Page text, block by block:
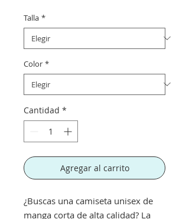
Talla *
Color *
Cantidad *
Agregar al carrito
¿Buscas una camiseta unisex de
manga corta de alta calidad? La